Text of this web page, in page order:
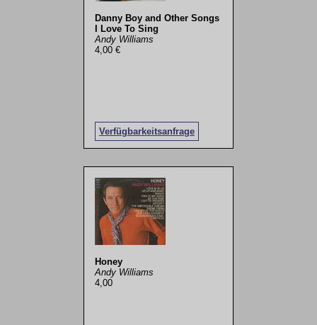
Danny Boy and Other Songs
I Love To Sing
Andy Williams
4,00 €
Verfügbarkeitsanfrage
Honey
Andy Williams
4,00